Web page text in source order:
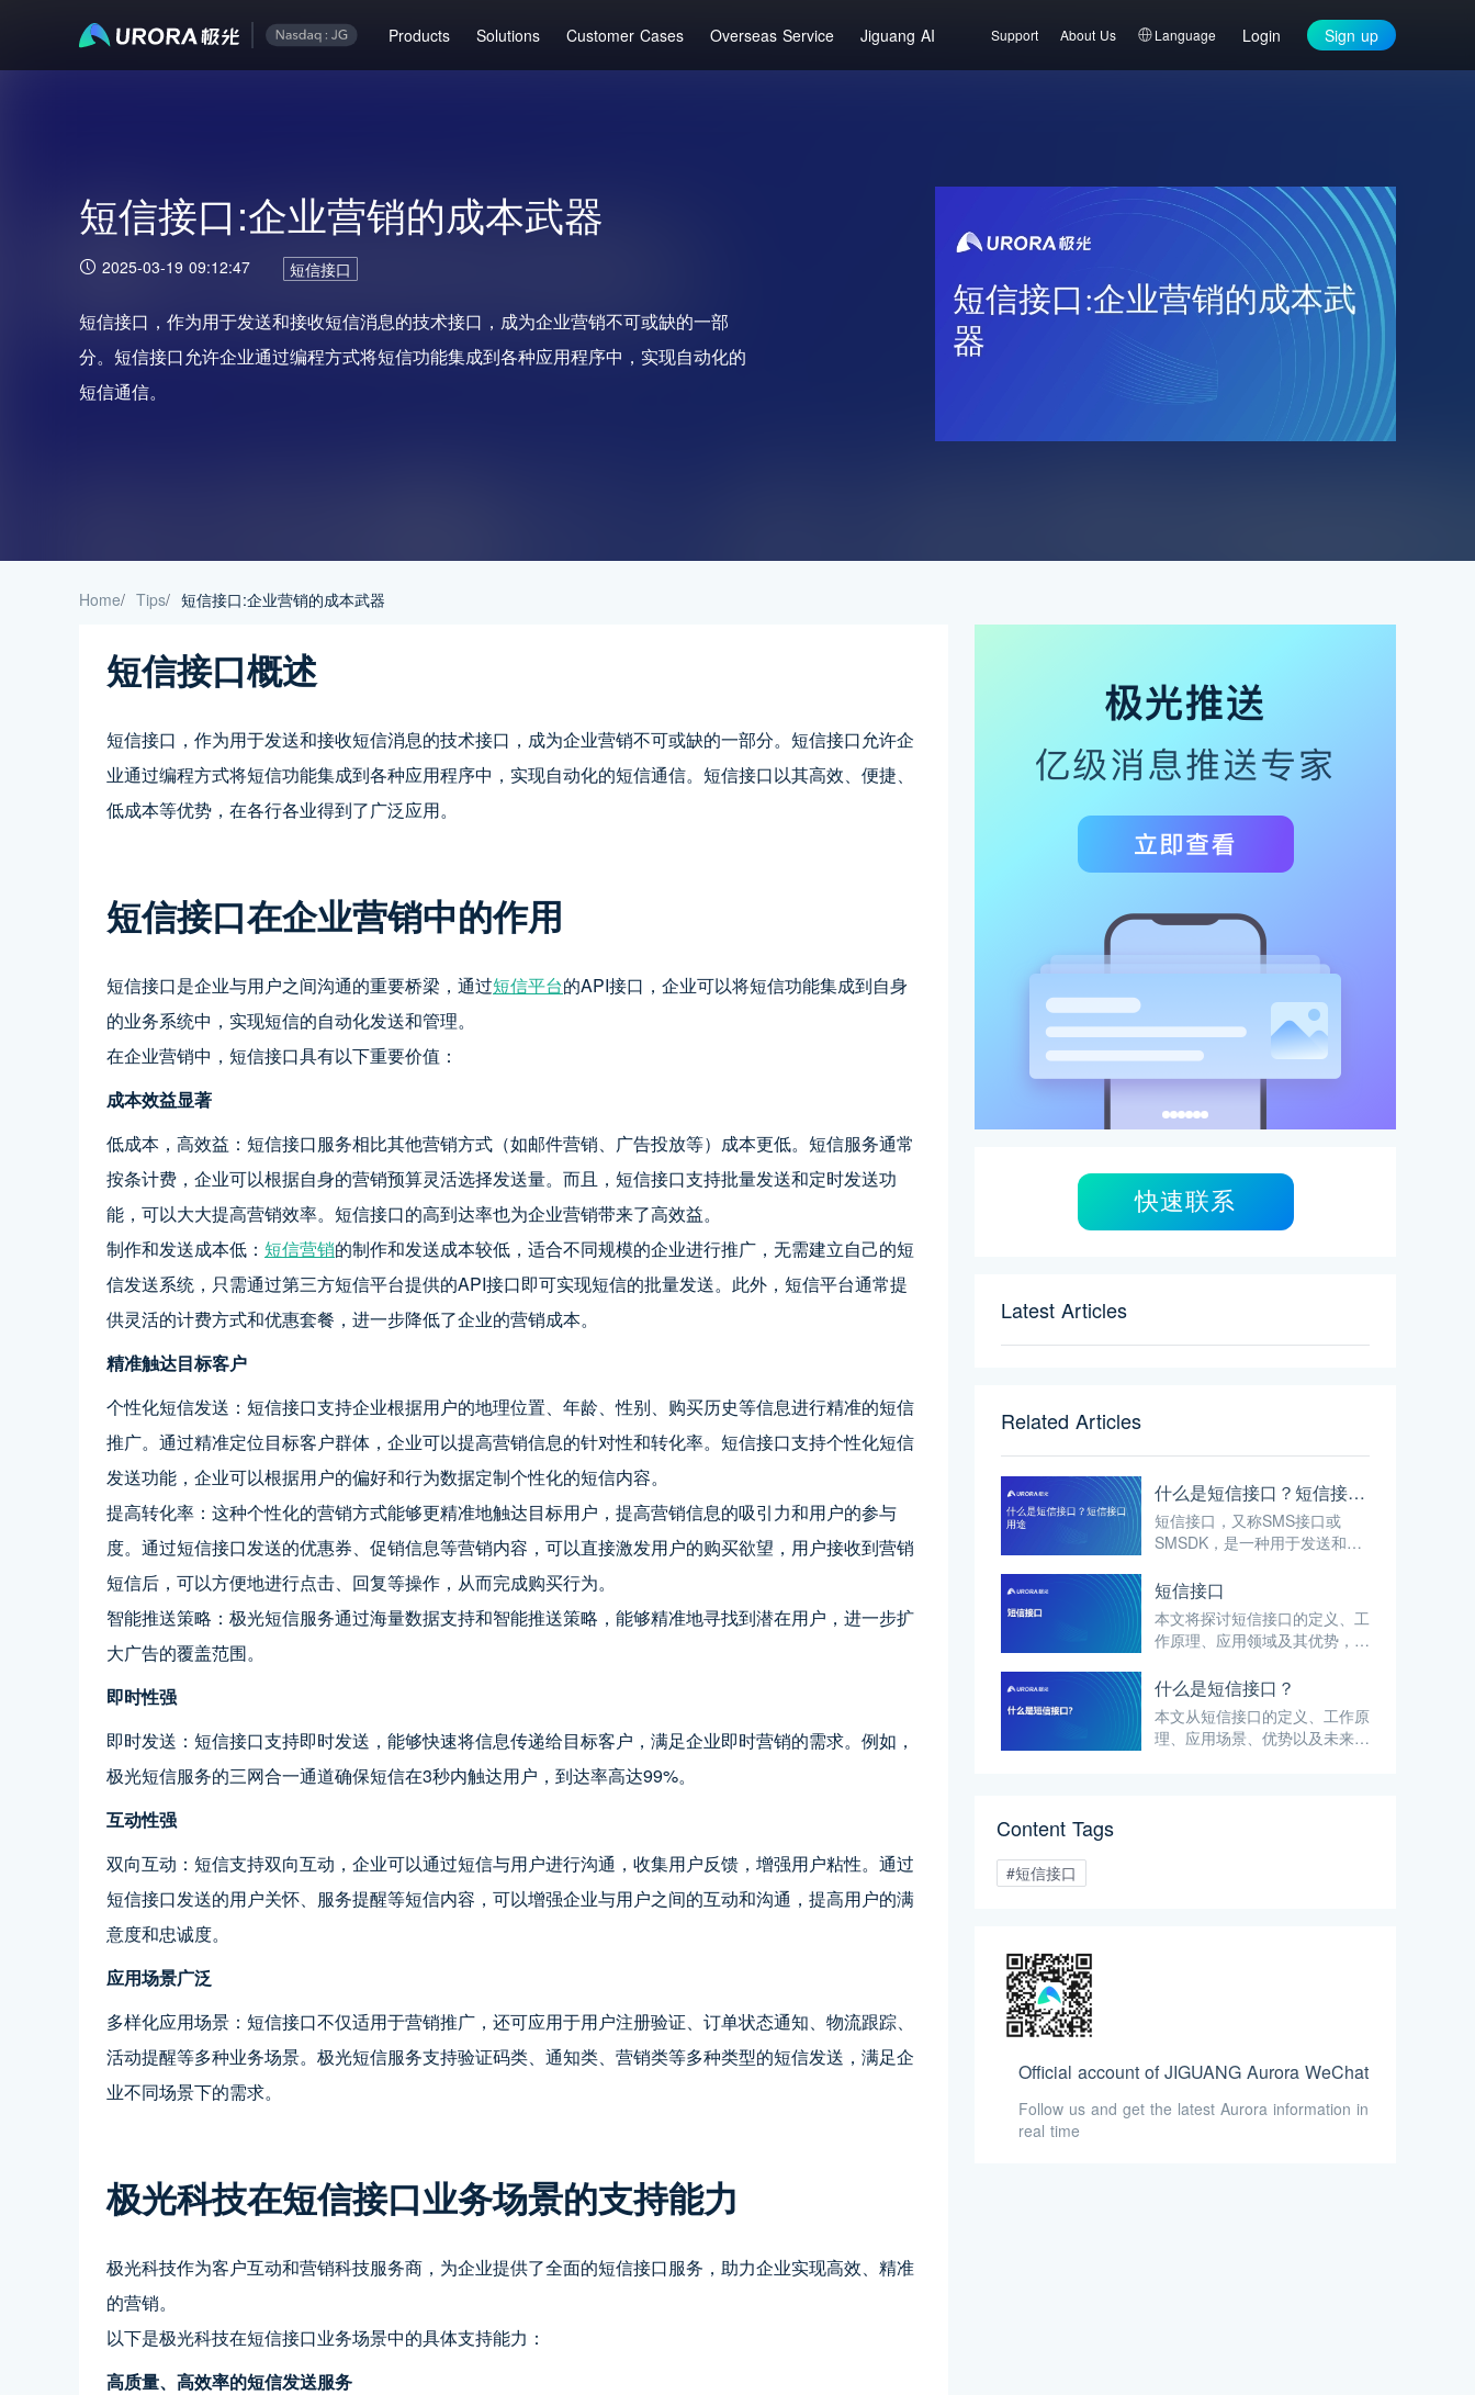
Products Solutions Customer Cases Overseas Service Jiguang AI Support About Us Language Login Sign up
短信接口:企业营销的成本武器
2025-03-19 09:12:47 短信接口
短信接口，作为用于发送和接收短信消息的技术接口，成为企业营销不可或缺的一部
分。短信接口允许企业通过编程方式将短信功能集成到各种应用程序中，实现自动化的
短信通信。
Home/ Tips/ 短信接口:企业营销的成本武器
短信接口概述
短信接口，作为用于发送和接收短信消息的技术接口，成为企业营销不可或缺的一部分。短信接口允许企
业通过编程方式将短信功能集成到各种应用程序中，实现自动化的短信通信。短信接口以其高效、便捷、
低成本等优势，在各行各业得到了广泛应用。
短信接口在企业营销中的作用
短信接口是企业与用户之间沟通的重要桥梁，通过短信平台的API接口，企业可以将短信功能集成到自身
的业务系统中，实现短信的自动化发送和管理。
在企业营销中，短信接口具有以下重要价值：
成本效益显著
低成本，高效益：短信接口服务相比其他营销方式（如邮件营销、广告投放等）成本更低。短信服务通常
按条计费，企业可以根据自身的营销预算灵活选择发送量。而且，短信接口支持批量发送和定时发送功
能，可以大大提高营销效率。短信接口的高到达率也为企业营销带来了高效益。
制作和发送成本低： 短信营销的制作和发送成本较低，适合不同规模的企业进行推广，无需建立自己的短
信发送系统，只需通过第三方短信平台提供的API接口即可实现短信的批量发送。此外，短信平台通常提
供灵活的计费方式和优惠套餐，进一步降低了企业的营销成本。
精准触达目标客户
个性化短信发送：短信接口支持企业根据用户的地理位置、年龄、性别、购买历史等信息进行精准的短信
推广。通过精准定位目标客户群体，企业可以提高营销信息的针对性和转化率。短信接口支持个性化短信
发送功能，企业可以根据用户的偏好和行为数据定制个性化的短信内容。
提高转化率：这种个性化的营销方式能够更精准地触达目标用户，提高营销信息的吸引力和用户的参与
度。通过短信接口发送的优惠券、促销信息等营销内容，可以直接激发用户的购买欲望，用户接收到营销
短信后，可以方便地进行点击、回复等操作，从而完成购买行为。
智能推送策略：极光短信服务通过海量数据支持和智能推送策略，能够精准地寻找到潜在用户，进一步扩
大广告的覆盖范围。
即时性强
即时发送：短信接口支持即时发送，能够快速将信息传递给目标客户，满足企业即时营销的需求。例如，
极光短信服务的三网合一通道确保短信在3秒内触达用户，到达率高达99%。
互动性强
双向互动：短信支持双向互动，企业可以通过短信与用户进行沟通，收集用户反馈，增强用户粘性。通过
短信接口发送的用户关怀、服务提醒等短信内容，可以增强企业与用户之间的互动和沟通，提高用户的满
意度和忠诚度。
应用场景广泛
多样化应用场景：短信接口不仅适用于营销推广，还可应用于用户注册验证、订单状态通知、物流跟踪、
活动提醒等多种业务场景。极光短信服务支持验证码类、通知类、营销类等多种类型的短信发送，满足企
业不同场景下的需求。
极光科技在短信接口业务场景的支持能力
极光科技作为客户互动和营销科技服务商，为企业提供了全面的短信接口服务，助力企业实现高效、精准
的营销。
以下是极光科技在短信接口业务场景中的具体支持能力：
高质量、高效率的短信发送服务
快速联系
Latest Articles
Related Articles
什么是短信接口？短信接口用途
短信接口，又称SMS接口或
SMSDK，是一种用于发送和接
口允许开发人员通过编程方式将
短信功能集成到各种应用程序
中，实现自动化的短信通信。
短信接口
本文将探讨短信接口的定义、工
作原理、应用领域及其优势，并
提供全面而深入的知识科普。
什么是短信接口？
本文从短信接口的定义、工作原
理、应用场景、优势以及未来发
Content Tags
#短信接口
Official account of JIGUANG Aurora WeChat
Follow us and get the latest Aurora information in
real time